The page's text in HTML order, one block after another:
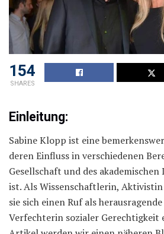
154
SHARES
Einleitung:
Sabine Klopp ist eine
deren Einfluss in verschiedenen
Gesellschaft und des
ist. Als Wissenschaftlerin,
sie sich einen Ruf als
Verfechterin sozialer Gerechtigkeit